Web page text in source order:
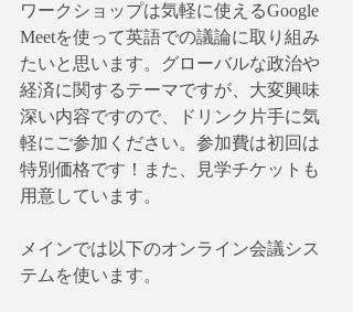
ワークショップは気軽に使えるGoogle
Meetを使って英語での議論に取り組み
たいと思います。グローバルな政治や
経済に関するテーマですが、大変興味
深い内容ですので、ドリンク片手に気
軽にご参加ください。参加費は初回は
特別価格です！また、見学チケットも
用意しています。
メインでは以下のオンライン会議シス
テムを使います。